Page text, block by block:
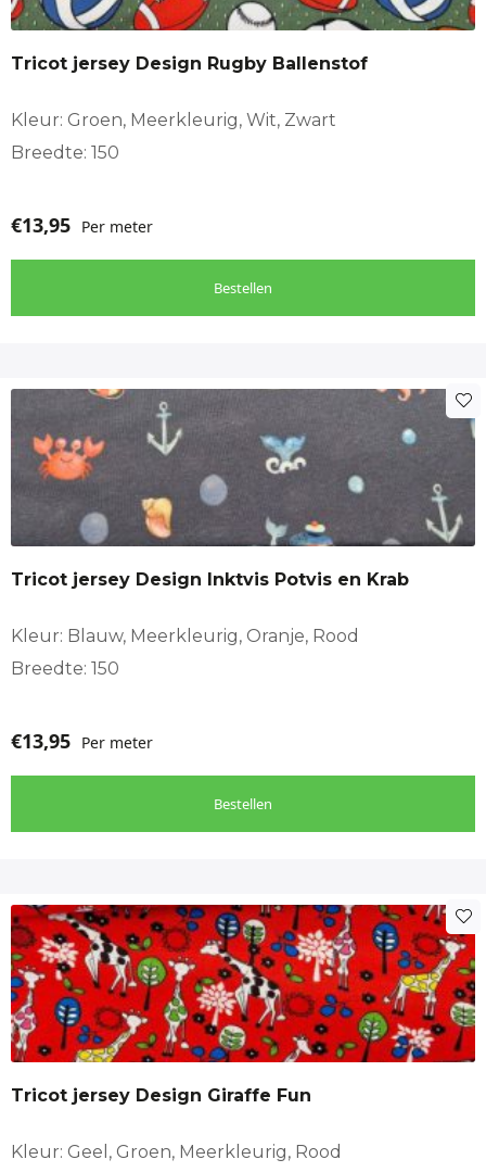
Tricot jersey Design Rugby Ballenstof
Kleur: Groen, Meerkleurig, Wit, Zwart
Breedte: 150
€13,95 Per meter
Bestellen
Tricot jersey Design Inktvis Potvis en Krab
Kleur: Blauw, Meerkleurig, Oranje, Rood
Breedte: 150
€13,95 Per meter
Bestellen
Tricot jersey Design Giraffe Fun
Kleur: Geel, Groen, Meerkleurig, Rood